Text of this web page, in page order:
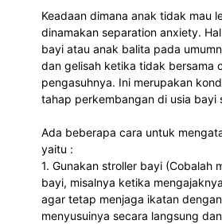
Keadaan dimana anak tidak mau
dinamakan separation anxiety.
bayi atau anak balita pada
dan gelisah ketika tidak bersama
pengasuhnya. Ini merupakan
tahap perkembangan di usia bayi
Ada beberapa cara untuk
yaitu :
1. Gunakan stroller bayi (Cobalah
bayi, misalnya ketika
agar tetap menjaga ikatan
menyusuinya secara langsung